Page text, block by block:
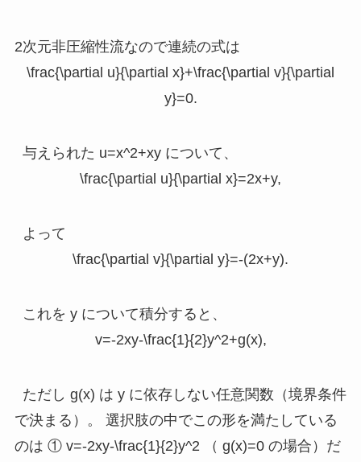
2次元非圧縮性流なので連続の式は
\frac{\partial u}{\partial x}+\frac{\partial v}{\partial
y}=0.
与えられた u=x^2+xyについて、
\frac{\partial u}{\partial x}=2x+y,
よって
\frac{\partial v}{\partial y}=-(2x+y).
これを yについて積分すると、
v=-2xy-\frac{1}{2}y^2+g(x),
ただし g(x) は yに依存しない任意関数（境界条件
で決まる）。 選択肢の中でこの形を満たしている
のは ① v=-2xy-\frac{1}{2}y^2 （ g(x)=0の場合）だ